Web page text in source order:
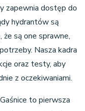
zapewnia dostęp do
hydrantów są
są one sprawne,
Nasza kadra
oraz testy, aby
z oczekiwaniami.
Gaśnice to pierwsza